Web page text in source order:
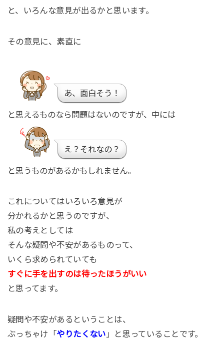
と、いろんな意見が出るかと思います。
その意見に、素直に
あ、面白そう！
と思えるものなら問題はないのですが、中には
え？それなの？
と思うものがあるかもしれません。
これについてはいろいろ意見が
分かれるかと思うのですが、
私の考えとしては
そんな疑問や不安があるものって、
いくら求められていても
すぐに手を出すのは待ったほうがいい
と思ってます。
疑問や不安があるということは、
ぶっちゃけ「やりたくない 」と思っていることです。